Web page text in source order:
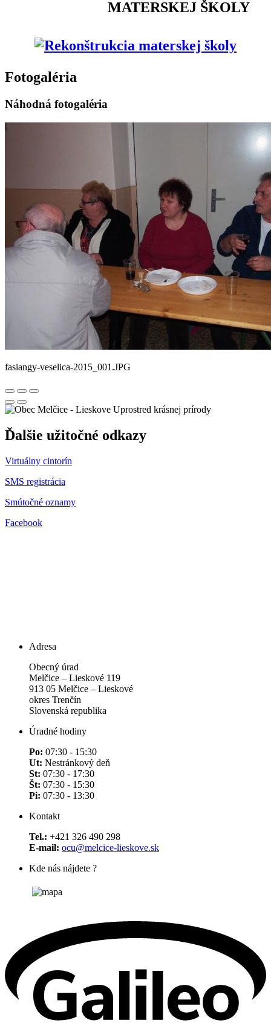
MATERSKEJ ŠKOLY
Fotogaléria
Náhodná fotogaléria
fasiangy-veselica-2015_001.JPG
Uprostred krásnej prírody
Ďalšie užitočné odkazy
Virtuálny cintorín
SMS registrácia
Smútočné oznamy
Facebook
Adresa
Obecný úrad
Melčice – Lieskové 119
913 05 Melčice – Lieskové
okres Trenčín
Slovenská republika
Úradné hodiny
Po: 07:30 - 15:30
Ut: Nestránkový deň
St: 07:30 - 17:30
Št: 07:30 - 15:30
Pi: 07:30 - 13:30
Kontakt
Tel.: +421 326 490 298
E-mail: ocu@melcice-lieskove.sk
Kde nás nájdete ?